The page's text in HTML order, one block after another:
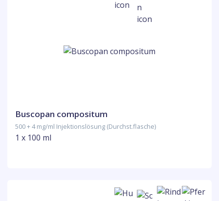
Buscopan compositum
500 + 4 mg/ml Injektionslösung (Durchst.flasche)
1 x 100 ml